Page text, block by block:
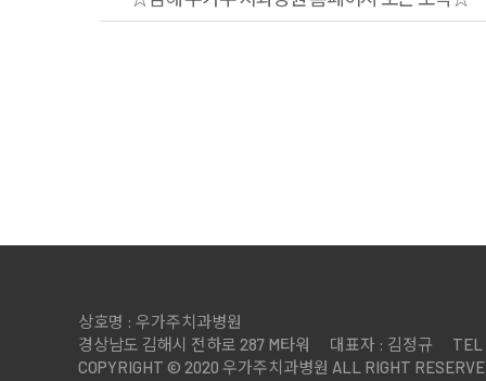
상호명 : 우가주치과병원
경상남도 김해시 전하로 287 M타워
대표자 : 김정규 TEL
COPYRIGHT © 2020 우가주치과병원 ALL RIGHT